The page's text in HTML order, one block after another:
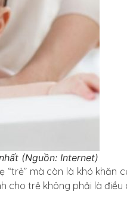
(Nguồn: Internet)
mà còn là khó khăn
cho trẻ không phải là điều